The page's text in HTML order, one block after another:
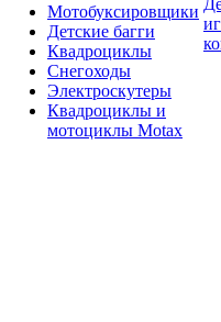
Мотобуксировщики
Детские багги
Квадроциклы
Снегоходы
Электроскутеры
Квадроциклы и
мотоциклы Motax